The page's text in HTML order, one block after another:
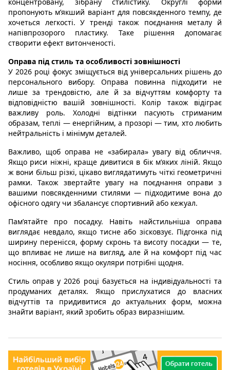
пропонують м’якший варіант для повсякденного темпу, де
хочеться легкості. У тренді також поєднання металу й
напівпрозорого пластику. Таке рішення допомагає
створити ефект витонченості.
Оправа під стиль та особливості зовнішності
У 2026 році фокус зміщується від універсальних рішень до
персонального вибору. Оправа повинна підходити не
лише за трендовістю, але й за відчуттям комфорту та
відповідністю вашій зовнішності. Колір також відіграє
важливу роль. Холодні відтінки пасують стриманим
образам, теплі — енергійним, а прозорі — тим, хто любить
нейтральність і мінімум деталей.
Важливо, щоб оправа не «забирала» увагу від обличчя.
Якщо риси ніжні, краще дивитися в бік м’яких ліній. Якщо
ж вони більш різкі, цікаво виглядатимуть чіткі геометричні
рамки. Також звертайте увагу на поєднання оправи з
вашими повсякденними стилями — підходитиме вона до
офісного одягу чи збалансує спортивний або кежуал.
Пам’ятайте про посадку. Навіть найстильніша оправа
виглядає невдало, якщо тисне або зісковзує. Підгонка під
ширину перенісся, форму скронь та висоту посадки — те,
що впливає не лише на вигляд, але й на комфорт під час
носіння, особливо якщо окуляри потрібні щодня.
Стиль оправ у 2026 році базується на індивідуальності та
продуманих деталях. Якщо прислухатися до власних
відчуттів та придивитися до актуальних форм, можна
знайти варіант, який зробить образ виразнішим.